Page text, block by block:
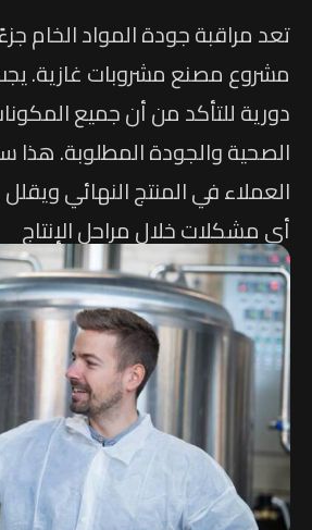
تعد مراقبة جودة المواد الخام
مشروع مصنع مشروبات غازية. يجب
دورية للتأكد من أن جميع
الصحية والجودة المطلوبة. هذا
العملاء في المنتج النهائي
أي مشكلات خلال مراحل الإنتاج